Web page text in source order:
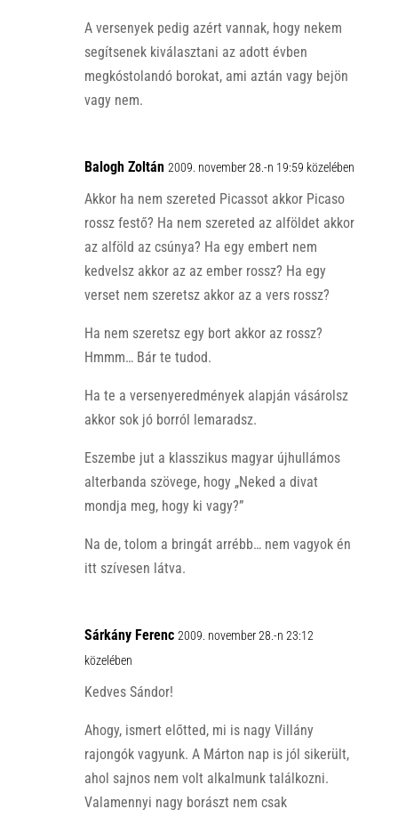
A versenyek pedig azért vannak, hogy nekem
segítsenek kiválasztani az adott évben
megkóstolandó borokat, ami aztán vagy bejön
vagy nem.
Balogh Zoltán 2009. november 28.-n 19:59 közelében
Akkor ha nem szereted Picassot akkor Picaso
rossz festő? Ha nem szereted az alföldet akkor
az alföld az csúnya? Ha egy embert nem
kedvelsz akkor az az ember rossz? Ha egy
verset nem szeretsz akkor az a vers rossz?
Ha nem szeretsz egy bort akkor az rossz?
Hmmm… Bár te tudod.
Ha te a versenyeredmények alapján vásárolsz
akkor sok jó borról lemaradsz.
Eszembe jut a klasszikus magyar újhullámos
alterbanda szövege, hogy „Neked a divat
mondja meg, hogy ki vagy?”
Na de, tolom a bringát arrébb… nem vagyok én
itt szívesen látva.
Sárkány Ferenc 2009. november 28.-n 23:12
közelében
Kedves Sándor!
Ahogy, ismert előtted, mi is nagy Villány
rajongók vagyunk. A Márton nap is jól sikerült,
ahol sajnos nem volt alkalmunk találkozni.
Valamennyi nagy borászt nem csak